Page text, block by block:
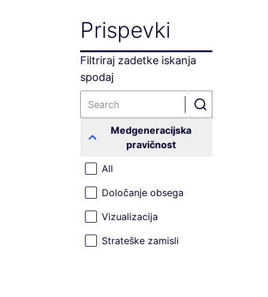
Prispevki
Filtriraj zadetke iskanja
spodaj
Medgeneracijska
pravičnost
All
Določanje obsega
Vizualizacija
Strateške zamisli